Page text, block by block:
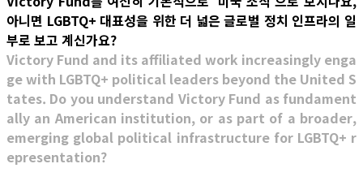
아니면 LGBTQ+ 대표성을 위한 더 넓은 글로벌 정치 인프라의 일
부로 보고 계신가요?
Victory Fund and its affiliated work increasingly enga
ge with LGBTQ+ political leaders beyond the United S
tates. Do you understand Victory Fund as fundament
ally an American institution, or as part of a broader,
emerging global political infrastructure for LGBTQ+ r
epresentation?